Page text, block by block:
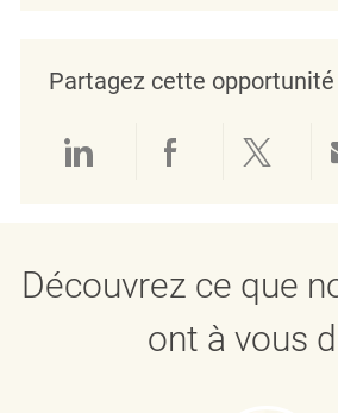
Partagez cette opportunité
Partager via LinkedIn
Partager via
Découvrez ce que
ont à vous